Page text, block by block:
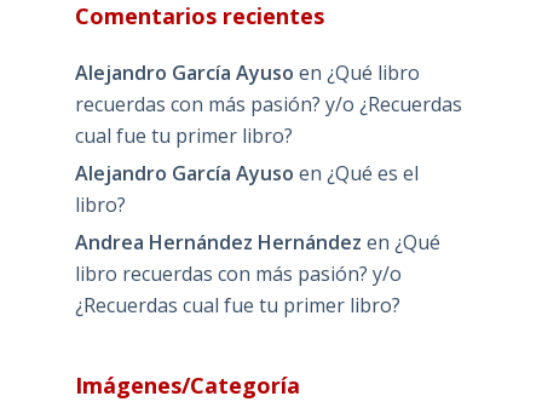
Comentarios recientes
Alejandro García Ayuso en ¿Qué libro
recuerdas con más pasión? y/o ¿Recuerdas
cual fue tu primer libro?
Alejandro García Ayuso en ¿Qué es el
libro?
Andrea Hernández Hernández en ¿Qué
libro recuerdas con más pasión? y/o
¿Recuerdas cual fue tu primer libro?
Imágenes/Categoría